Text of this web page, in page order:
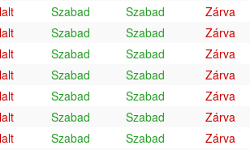
Szabad Szabad
Zárva
Szabad Szabad
Zárva
Szabad Szabad
Zárva
Szabad Szabad
Zárva
Szabad Szabad
Zárva
Szabad Szabad
Zárva
Szabad Szabad
Zárva